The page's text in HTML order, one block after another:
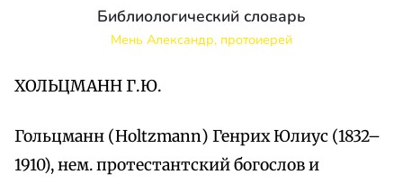
Библиологический словарь
Мень Александр, протоиерей
ХОЛЬЦМАНН Г.Ю.
Гольцманн (Holtzmann) Генрих Юлиус (1832–
1910), нем. протестантский богослов и